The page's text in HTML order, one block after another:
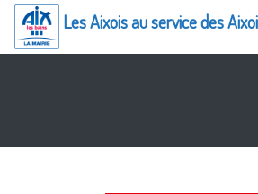
Les Aixois au service des
Panneau de gestion des cookies